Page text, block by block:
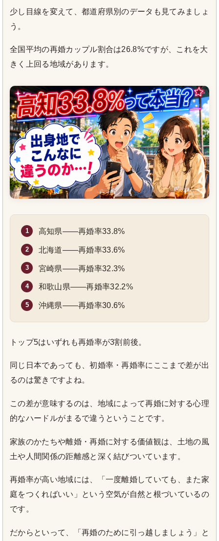
少し目線を変えて、都道府県別のデータも見てみましょ
う。
全国平均の再婚カップル割合は26.8%ですが、これを大
きく上回る地域があります。
高知県——再婚率33.8%
北海道——再婚率33.6%
宮崎県——再婚率32.3%
和歌山県——再婚率32.2%
沖縄県——再婚率30.6%
トップ5はいずれも再婚率が3割前後。
同じ日本であっても、初婚率・再婚率にここまで差が出
るのは驚きですよね。
この差が意味するのは、地域によって再婚に対する心理
的なハードルがまるで違うということです。
家族のかたちや離婚・再婚に対する価値観は、土地の風
土や人間関係の距離感と深く結びついています。
再婚率が高い地域には、「一度離婚していても、また家
庭をつくればいい」という空気が自然と根づいているの
です。
だからといって、「再婚のために引っ越しましょう」と